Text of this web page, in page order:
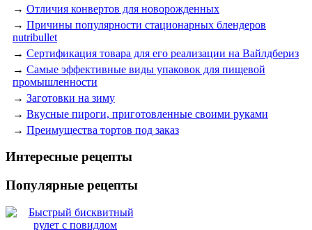
→ Отличия конвертов для новорожденных
→ Причины популярности стационарных блендеров
nutribullet
→ Сертификация товара для его реализации на Вайлдбериз
→ Самые эффективные виды упаковок для пищевой
промышленности
→ Заготовки на зиму
→ Вкусные пироги, приготовленные своими руками
→ Преимущества тортов под заказ
Интересные рецепты
Популярные рецепты